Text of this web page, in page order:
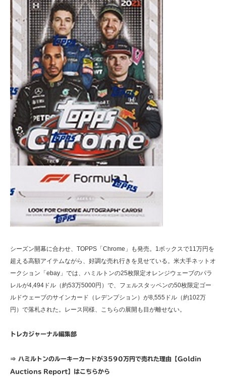
シーズン開幕に合わせ、TOPPS「Chrome」も発売。1ボックスで11万円を
超える高額アイテムながら、好調な売れ行きを見せている。米大手ネットオ
ークション「ebay」では、ハミルトンの25枚限定オレンジウェーブのパラ
レルが4,494ドル（約53万5000円）で、フェルスタッペンの50枚限定ゴー
ルドウェーブのサインカード（レデンプション）が8,555ドル（約102万
円）で落札された。レース同様、こちらの展開も目が離せない。
トレカジャーナル編集部
⇒ ハミルトンのルーキーカードが3590万円で売れた理由【Goldin
Auctions Report】はこちらから